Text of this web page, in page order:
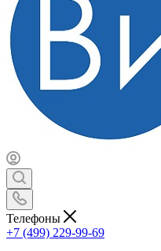
Телефоны
+7 (499) 229-99-69